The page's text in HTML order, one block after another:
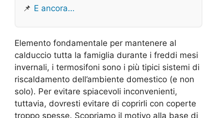
📌 E ancora…
Elemento fondamentale per mantenere al
calduccio tutta la famiglia durante i freddi mesi
invernali, i termosifoni sono i più tipici sistemi di
riscaldamento dell’ambiente domestico (e non
solo). Per evitare spiacevoli inconvenienti,
tuttavia, dovresti evitare di coprirli con coperte
troppo spesse. Scopriamo il motivo alla base di